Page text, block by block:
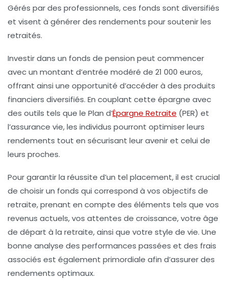
Gérés par des professionnels, ces fonds sont diversifiés
et visent à générer des rendements pour soutenir les
retraités.
Investir dans un fonds de pension peut commencer
avec un montant d’entrée modéré de 21 000 euros,
offrant ainsi une opportunité d’accéder à des produits
financiers diversifiés. En couplant cette épargne avec
des outils tels que le Plan d’Épargne Retraite (PER) et
l’assurance vie, les individus pourront optimiser leurs
rendements tout en sécurisant leur avenir et celui de
leurs proches.
Pour garantir la réussite d’un tel placement, il est crucial
de choisir un fonds qui correspond à vos objectifs de
retraite, prenant en compte des éléments tels que vos
revenus actuels, vos attentes de croissance, votre âge
de départ à la retraite, ainsi que votre style de vie. Une
bonne analyse des performances passées et des frais
associés est également primordiale afin d’assurer des
rendements optimaux.